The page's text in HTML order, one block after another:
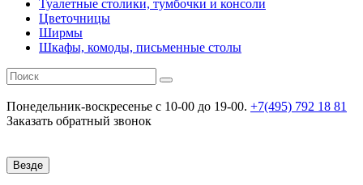
Туалетные столики, тумбочки и консоли
Цветочницы
Ширмы
Шкафы, комоды, письменные столы
Понедельник-воскресенье c 10-00 до 19-00. +7(495) 792 18 81
Заказать обратный звонок
Везде